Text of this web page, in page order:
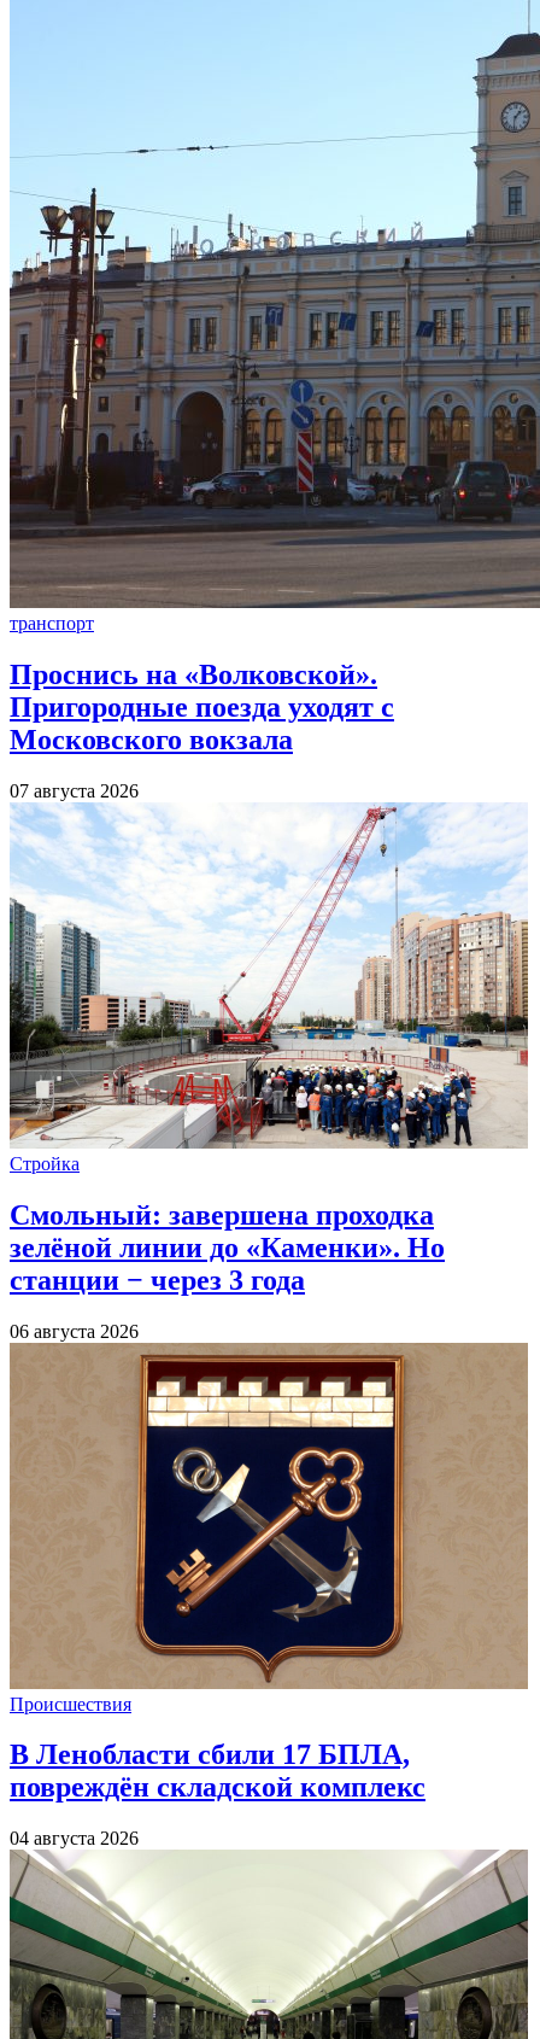
транспорт
Проснись на «Волковской».
Пригородные поезда уходят с
Московского вокзала
07 августа 2026
Стройка
Смольный: завершена проходка
зелёной линии до «Каменки». Но
станции − через 3 года
06 августа 2026
Происшествия
В Ленобласти сбили 17 БПЛА,
повреждён складской комплекс
04 августа 2026